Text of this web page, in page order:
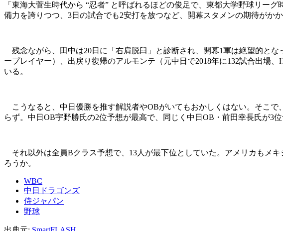
「東海大菅生時代から “忍者” と呼ばれるほどの俊足で、東都大学野球リー
備力を誇りつつ、3日の試合でも2安打を放つなど、開幕スタメンの期待がか
残念ながら、田中は20日に「右肩脱臼」と診断され、開幕1軍は絶望的と
ープレイヤー）、出戻り復帰のアルモンテ（元中日で2018年に132試合出場
いる。
こうなると、中日優勝を推す解説者やOBがいてもおかしくはない。そこ
らず。中日OB宇野勝氏の2位予想が最高で、同じく中日OB・前田幸長氏が3位
それ以外は全員Bクラス予想で、13人が最下位としていた。アメリカもメ
ろうか。
WBC
中日ドラゴンズ
侍ジャパン
野球